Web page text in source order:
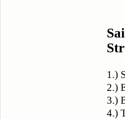
1.)
2.)
3.)
4.)